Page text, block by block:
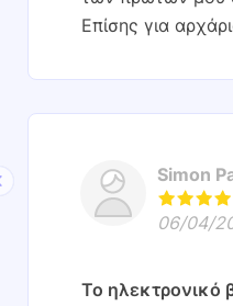
Επίσης για
Simon
06/04/
Το ηλεκτρονικό